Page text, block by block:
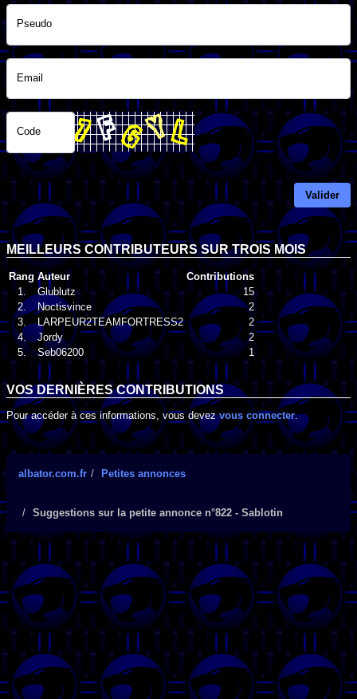
Pseudo
Email
Code
Valider
MEILLEURS CONTRIBUTEURS SUR TROIS MOIS
Rang Auteur
Contributions
1.
Glublutz
15
2.
Noctisvince
2
3.
LARPEUR2TEAMFORTRESS2
2
4.
Jordy
2
5.
Seb06200 1
VOS DERNIÈRES CONTRIBUTIONS
Pour accéder à ces informations, vous devezvous connecter.
albator.com.fr Petites annonces
Suggestions sur la petite annonce n°822 - Sablotin